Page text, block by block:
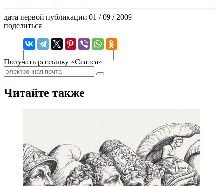
дата первой публикации 01 / 09 / 2009
поделиться
Получать рассылку «Сеанса»
Читайте также